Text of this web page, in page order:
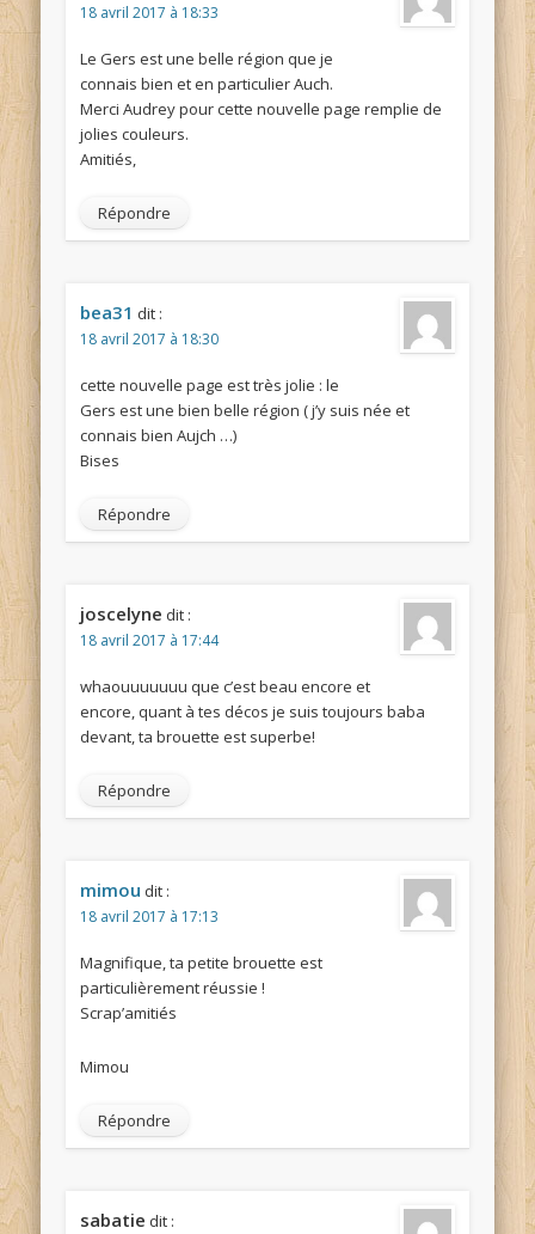
18 avril 2017 à 18:33
Le Gers est une belle région que je
connais bien et en particulier Auch.
Merci Audrey pour cette nouvelle page remplie de
jolies couleurs.
Amitiés,
Répondre
bea31 dit :
18 avril 2017 à 18:30
cette nouvelle page est très jolie : le
Gers est une bien belle région ( j’y suis née et
connais bien Aujch …)
Bises
Répondre
joscelyne dit :
18 avril 2017 à 17:44
whaouuuuuuu que c’est beau encore et
encore, quant à tes décos je suis toujours baba
devant, ta brouette est superbe!
Répondre
mimou dit :
18 avril 2017 à 17:13
Magnifique, ta petite brouette est
particulièrement réussie !
Scrap’amitiés
Mimou
Répondre
sabatie dit :